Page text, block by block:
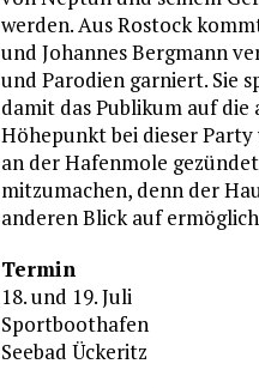
werden. Aus Rostock
und Johannes Bergmann
und Parodien garniert. Sie
damit das Publikum auf
Höhepunkt bei dieser
an der Hafenmole
mitzumachen, denn der
anderen Blick auf
Termin
18. und 19. Juli
Sportboothafen
Seebad Ückeritz